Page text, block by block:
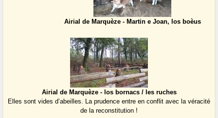
Airial de Marquèze - Martin e Joan, los boèus
Airial de Marquèze - los bornacs / les ruches
Elles sont vides d’abeilles. La prudence entre en conflit avec la véracité
de la reconstitution !